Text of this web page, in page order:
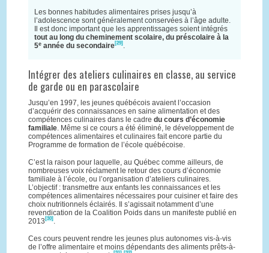
Les bonnes habitudes alimentaires prises jusqu’à
l’adolescence sont généralement conservées à l’âge adulte.
Il est donc important que les apprentissages soient intégrés
tout au long du cheminement scolaire, du préscolaire à la
5eannée du secondaire[29] .
Intégrer des ateliers culinaires en classe, au service
de garde ou en parascolaire
Jusqu’en 1997, les jeunes québécois avaient l’occasion
d’acquérir des connaissances en saine alimentation et des
compétences culinaires dans le cadre du cours d’économie
familiale. Même si ce cours a été éliminé, le développement de
compétences alimentaires et culinaires fait encore partie du
Programme de formation de l’école québécoise.
C’est la raison pour laquelle, au Québec comme ailleurs, de
nombreuses voix réclament le retour des cours d’économie
familiale à l’école, ou l’organisation d’ateliers culinaires.
L’objectif : transmettre aux enfants les connaissances et les
compétences alimentaires nécessaires pour cuisiner et faire des
choix nutritionnels éclairés. Il s’agissait notamment d’une
revendication de la Coalition Poids dans un manifeste publié en
2013 [30] .
Ces cours peuvent rendre les jeunes plus autonomes vis-à-vis
de l’offre alimentaire et moins dépendants des aliments prêts-à-